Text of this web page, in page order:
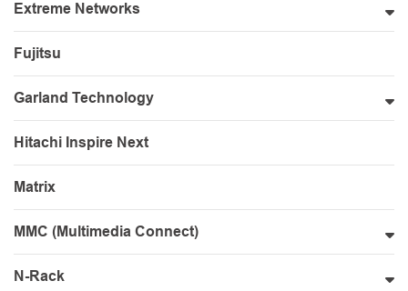
Extreme Networks
Fujitsu
Garland Technology
Hitachi Inspire Next
Matrix
MMC (Multimedia Connect)
N-Rack